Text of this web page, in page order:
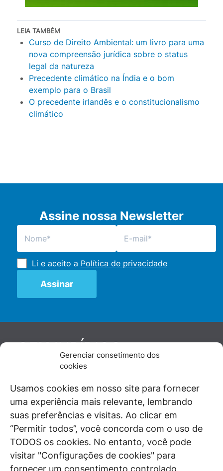
Gerenciar consetimento dos
cookies
Usamos cookies em nosso site para fornecer
uma experiência mais relevante, lembrando
suas preferências e visitas. Ao clicar em
“Permitir todos”, você concorda com o uso de
TODOS os cookies. No entanto, você pode
visitar "Configurações de cookies" para
fornecer um consentimento controlado.
LEIA TAMBÉM
Curso de Direito Ambiental: um livro para uma
nova compreensão jurídica sobre o status
legal da natureza
Precedente climático na Índia e o bom
exemplo para o Brasil
O precedente irlandês e o constitucionalismo
climático
Assine nossa Newsletter
Li e aceito a Política de privacidade
GENJURÍDICO
De maneira independente, os autores e
juristas e doutrinadores nacionais, se posicionam
diante de questões relevantes do cotidiano e
universo jurídico.